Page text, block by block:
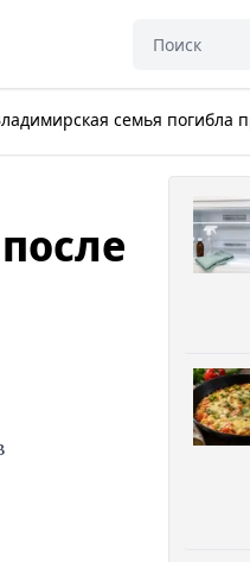
семья погибла